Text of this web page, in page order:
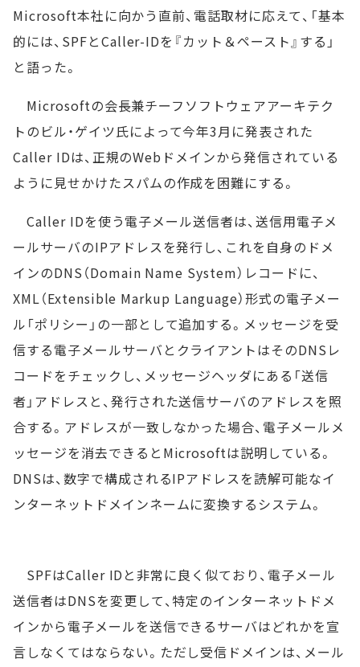
Microsoft本社に向かう直前、電話取材に応えて、「基本
的には、SPFとCaller-IDを『カット＆ペースト』する」
と語った。
Microsoftの会長兼チーフソフトウェアアーキテク
トのビル・ゲイツ氏によって今年3月に発表された
Caller IDは、正規のWebドメインから発信されている
ように見せかけたスパムの作成を困難にする。
Caller IDを使う電子メール送信者は、送信用電子メ
ールサーバのIPアドレスを発行し、これを自身のドメ
インのDNS（Domain Name System）レコードに、
XML（Extensible Markup Language）形式の電子メー
ル「ポリシー」の一部として追加する。メッセージを受
信する電子メールサーバとクライアントはそのDNSレ
コードをチェックし、メッセージヘッダにある「送信
者」アドレスと、発行された送信サーバのアドレスを照
合する。アドレスが一致しなかった場合、電子メールメ
ッセージを消去できるとMicrosoftは説明している。
DNSは、数字で構成されるIPアドレスを読解可能なイ
ンターネットドメインネームに変換するシステム。
SPFはCaller IDと非常に良く似ており、電子メール
送信者はDNSを変更して、特定のインターネットドメ
インから電子メールを送信できるサーバはどれかを宣
言しなくてはならない。ただし受信ドメインは、メール